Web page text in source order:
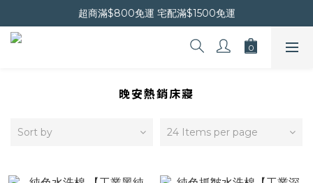
晚安會員新上線｜新會員現折$30
超商滿$800免運 宅配滿$1500免運
晚安會員新上線｜新會員現折$30
晚安熱銷床寢
Sort by 24 Items per page